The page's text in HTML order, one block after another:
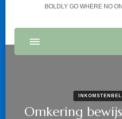
BOLDLY GO WHERE NO
Omkering